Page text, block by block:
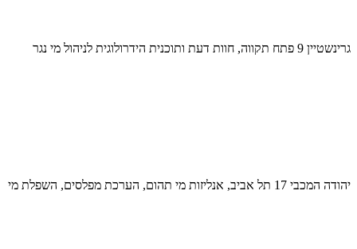
גרינשטיין 9 פתח תקווה, חוות דעת ותוכנית הידרולוגית לניהול מי נגר
יהודה המכבי 17 תל אביב, אנליזות מי תהום, הערכת מפלסים, השפלת מי